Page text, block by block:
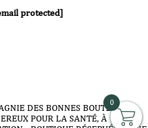
protected]
DES BONNES BOUTEILLES
POUR LA SANTÉ, À
0